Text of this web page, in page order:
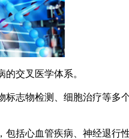
交叉医学体系。
志物检测、细胞治疗等多
括心血管疾病、神经退行